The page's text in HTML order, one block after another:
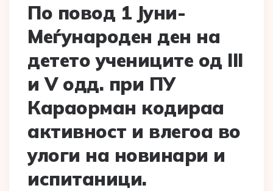
По повод 1 Јуни-
Меѓународен ден на
детето учениците од III
и V одд. при ПУ
Караорман кодираа
активност и влегоа во
улоги на новинари и
испитаници.